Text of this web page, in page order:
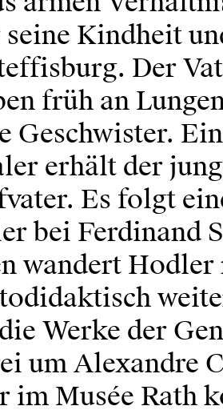
Kindheit
Der
früh an
Geschwister.
erhält der
Es folgt
bei Ferdinand
wandert Hodler
Werke der
um Alexandre
im Musée Rath